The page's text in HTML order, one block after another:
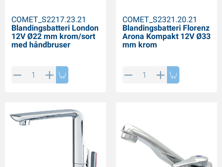
COMET_S2217.23.21
Blandingsbatteri London
12V Ø22 mm krom/sort
med håndbruser
COMET_S2321.20.21
Blandingsbatteri Florenz
Arona Kompakt 12V Ø33
mm krom